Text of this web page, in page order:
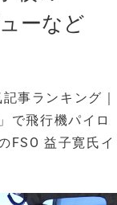
ーなど
事ランキング｜
で飛行機パイロ
益子寛氏イ